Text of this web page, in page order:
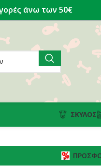
άνω των 50€
ΣΚΎΛΟΣ